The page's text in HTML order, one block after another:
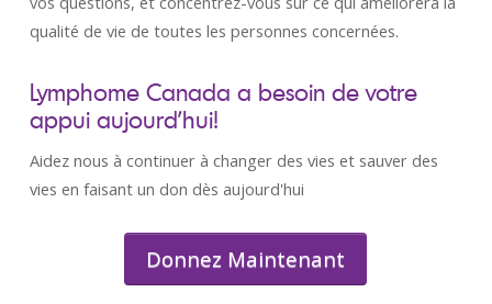
qualité de vie de toutes les personnes concernées.
Lymphome Canada a besoin de votre
appui aujourd’hui!
Aidez nous à continuer à changer des vies et sauver des
vies en faisant un don dès aujourd'hui
Donnez Maintenant